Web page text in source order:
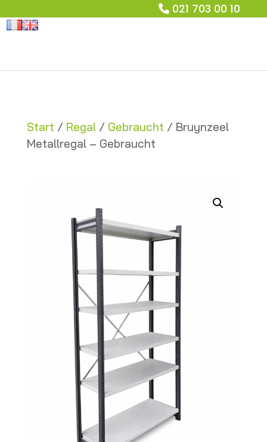
021 703 00 10
Start / Regal/ Gebraucht / Bruynzeel
Metallregal – Gebraucht